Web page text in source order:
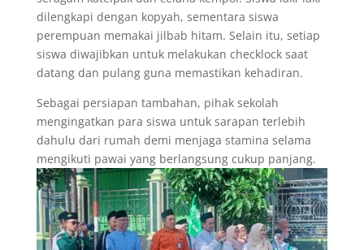
dilengkapi dengan kopyah, sementara siswa
perempuan memakai jilbab hitam. Selain itu, setiap
siswa diwajibkan untuk melakukan checklock saat
datang dan pulang guna memastikan kehadiran.
Sebagai persiapan tambahan, pihak sekolah
mengingatkan para siswa untuk sarapan terlebih
dahulu dari rumah demi menjaga stamina selama
mengikuti pawai yang berlangsung cukup panjang.